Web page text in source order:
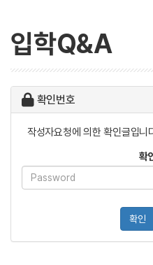
입학Q&A
확인번호
작성자요청에 의한 확인글입
확
확인